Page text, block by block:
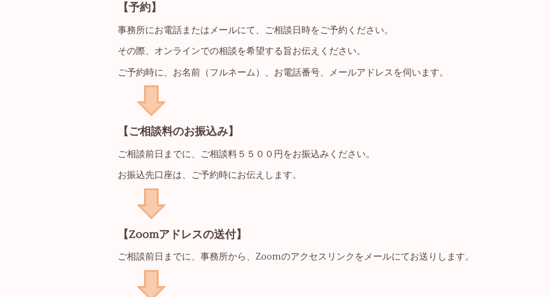
【予約】
事務所にお電話またはメールにて、ご相談日時をご予約ください。
その際、オンラインでの相談を希望する旨お伝えください。
ご予約時に、お名前（フルネーム）、お電話番号、メールアドレスを伺います。
【ご相談料のお振込み】
ご相談前日までに、ご相談料５５００円をお振込みください。
お振込先口座は、ご予約時にお伝えします。
【Zoomアドレスの送付】
ご相談前日までに、事務所から、Zoomのアクセスリンクをメールにてお送りします。